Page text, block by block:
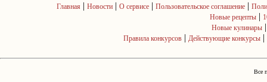
Главная | Новости| О сервисе| Пользовательское соглашение|
Новые рецепты |
Новые кулинары
Правила конкурсов | Действующие конкурсы |
Все